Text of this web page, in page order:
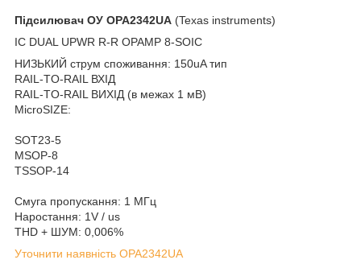
Підсилювач ОУ OPA2342UA (Texas instruments)
IC DUAL UPWR R-R OPAMP 8-SOIC
НИЗЬКИЙ струм споживання: 150uA тип
RAIL-TO-RAIL ВХІД
RAIL-TO-RAIL ВИХІД (в межах 1 мВ)
MicroSIZE:
SOT23-5
MSOP-8
TSSOP-14
Смуга пропускання: 1 МГц
Наростання: 1V / us
THD + ШУМ: 0,006%
Уточнити наявність OPA2342UA